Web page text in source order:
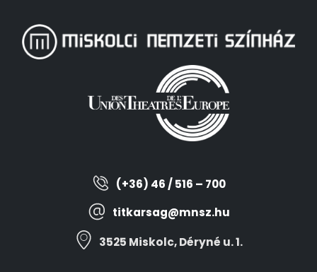
(+36) 46 / 516 – 700
titkarsag@mnsz.hu
3525 Miskolc, Déryné u. 1.